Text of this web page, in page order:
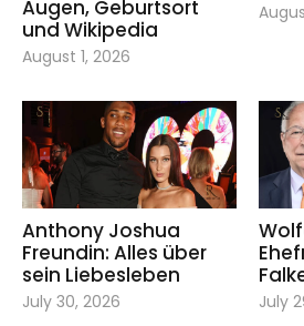
Augen, Geburtsort
und Wikipedia
August 1, 2026
Anthony Joshua
Freundin: Alles über
sein Liebesleben
July 30, 2026 July